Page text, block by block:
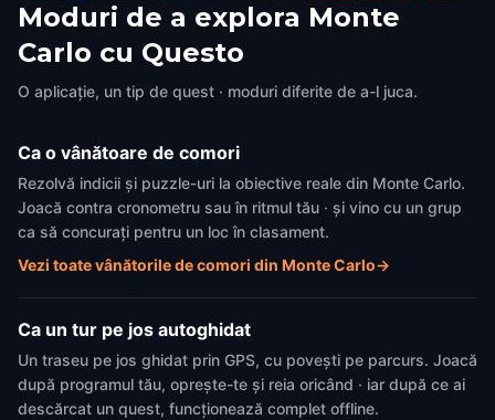
The Hôtel de Paris
Monte Carlo,Monaco
The Casino of Monte
Moduri de a explora Monte
Carlo cu Questo
O aplicație, un tip de quest · moduri diferite de a-l juca.
Ca o vânătoare de comori
Rezolvă indicii și puzzle-uri la obiective reale din Monte Carlo.
Joacă contra cronometru sau în ritmul tău · și vino cu un grup
ca să concurați pentru un loc în clasament.
Vezi toate vânătorile de comori din Monte Carlo→
Ca un tur pe jos autoghidat
Un traseu pe jos ghidat prin GPS, cu povești pe parcurs. Joacă
după programul tău, oprește-te și reia oricând · iar după ce ai
descărcat un quest, funcționează complet offline.